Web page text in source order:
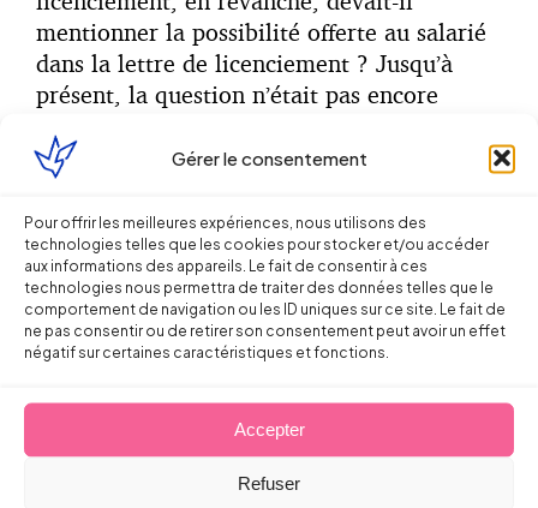
Gérer le consentement
Pour offrir les meilleures expériences, nous utilisons des
technologies telles que les cookies pour stocker et/ou accéder
aux informations des appareils. Le fait de consentir à ces
technologies nous permettra de traiter des données telles que le
comportement de navigation ou les ID uniques sur ce site. Le fait de
ne pas consentir ou de retirer son consentement peut avoir un effet
négatif sur certaines caractéristiques et fonctions.
Accepter
Refuser
mentionner la possibilité offerte au salarié
dans la lettre de licenciement ? Jusqu’à
présent, la question n’était pas encore
Ministère du Travail avait bien estimé
qu’il ne s’agissait que d’unemention à
rôle informatifet non obligatoire. Pour
autant, un doute subsistait.
Pararrêt du 29 juin 2022, la Cour de
cassation met fin à ce doute, considérant
que l’employeur n’a pas à faire figurer,
dans la lettre de licenciement, la
possibilité, pour le salarié, de demander